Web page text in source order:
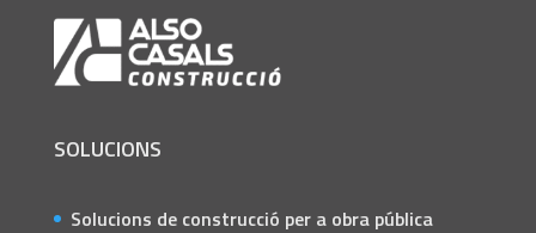
SOLUCIONS
Solucions de construcció per a obra pública